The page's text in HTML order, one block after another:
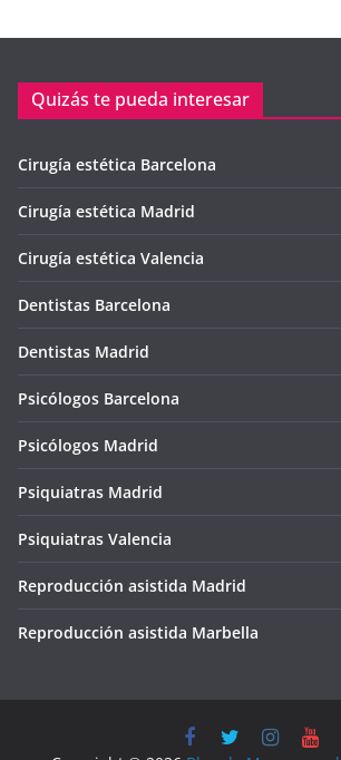
Quizás te pueda interesar
Cirugía estética Barcelona
Cirugía estética Madrid
Cirugía estética Valencia
Dentistas Barcelona
Dentistas Madrid
Psicólogos Barcelona
Psicólogos Madrid
Psiquiatras Madrid
Psiquiatras Valencia
Reproducción asistida Madrid
Reproducción asistida Marbella